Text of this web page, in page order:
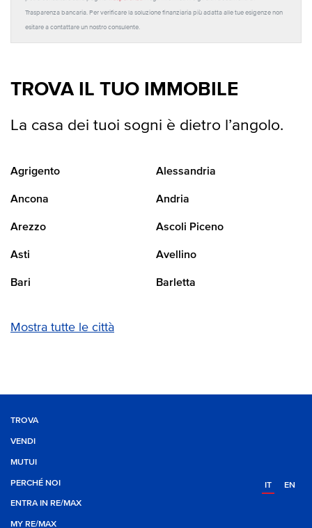
Trasparenza bancaria. Per verificare la soluzione finanziaria più adatta alle tue esigenze non
esitare a contattare un nostro consulente.
TROVA IL TUO IMMOBILE
La casa dei tuoi sogni è dietro l’angolo.
Agrigento Alessandria
Ancona Andria
Arezzo Ascoli Piceno
Asti Avellino
Bari Barletta
Mostra tutte le città
TROVA
VENDI
MUTUI
PERCHÉ NOI
ENTRA IN RE/MAX
MY RE/MAX
IT EN